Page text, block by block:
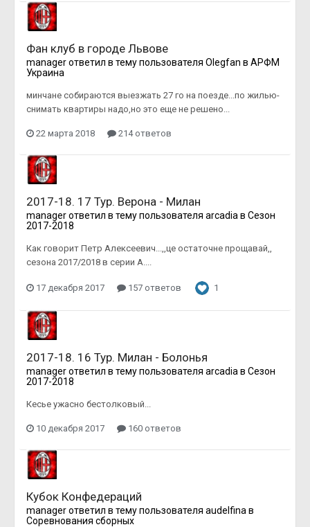
Фан клуб в городе Львове
managerответил в тему пользователя Olegfan в АРФМ
Украина
минчане собираются выезжать 27 го на поезде...по жилью-
снимать квартиры надо,но это еще не решено...
22 марта 2018 214 ответов
2017-18. 17 Тур. Верона - Милан
managerответил в тему пользователя arcadia в Сезон
2017-2018
Как говорит Петр Алексеевич...,,це остаточне прощавай,,
сезона 2017/2018 в серии А....
17 декабря 2017 157 ответов 1
2017-18. 16 Тур. Милан - Болонья
managerответил в тему пользователя arcadia в Сезон
2017-2018
Кесье ужасно бестолковый...
10 декабря 2017 160 ответов
Кубок Конфедераций
managerответил в тему пользователя audelfina в
Соревнования сборных